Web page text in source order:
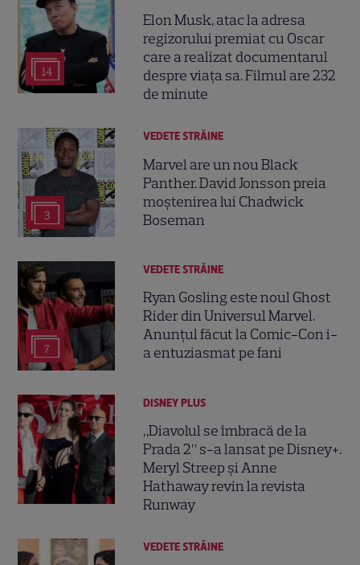
14
Elon Musk, atac la adresa
regizorului premiat cu Oscar
care a realizat documentarul
despre viața sa. Filmul are 232
de minute
3
VEDETE STRĂINE
Marvel are un nou Black
Panther. David Jonsson preia
moștenirea lui Chadwick
Boseman
7
VEDETE STRĂINE
Ryan Gosling este noul Ghost
Rider din Universul Marvel.
Anunțul făcut la Comic-Con i-
a entuziasmat pe fani
DISNEY PLUS
„Diavolul se îmbracă de la
Prada 2” s-a lansat pe Disney+.
Meryl Streep și Anne
Hathaway revin la revista
Runway
VEDETE STRĂINE